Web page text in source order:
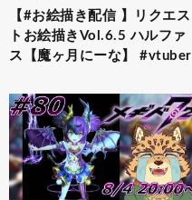
【#お絵描き配信 】リクエス
トお絵描きVol.6.5 ハルファ
ス【魔ヶ月にーな】 #vtuber